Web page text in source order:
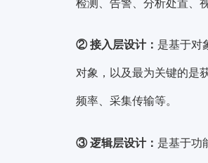
检测、告警、分析处置、视
② 接入层设计： 是基于对
对象，以及最为关键的是
频率、采集传输等。
③ 逻辑层设计： 是基于功